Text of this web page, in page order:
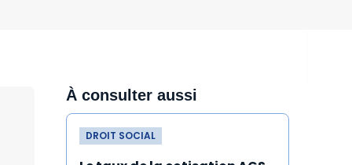
À consulter aussi
DROIT SOCIAL